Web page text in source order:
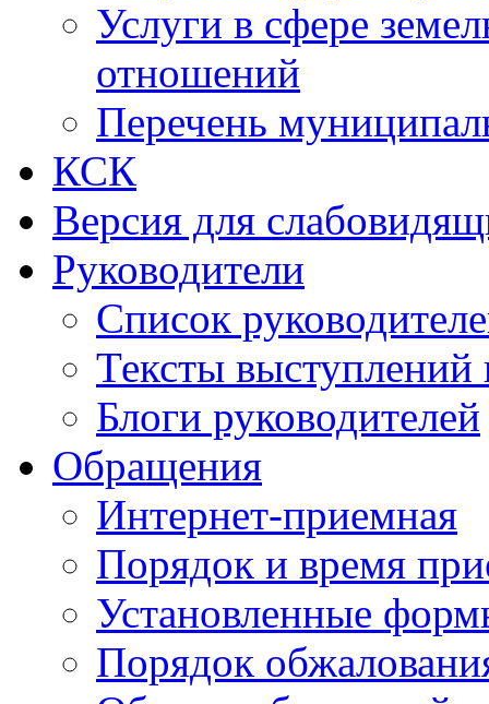
Услуги в сфере
отношений
Перечень
КСК
Версия для
Руководители
Список
Тексты выступлений
Блоги руководителей
Обращения
Интернет-приемная
Порядок и время
Установленные
Порядок